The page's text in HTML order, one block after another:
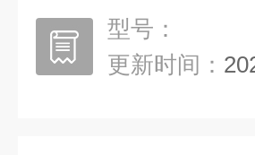
型号：
更新时间：